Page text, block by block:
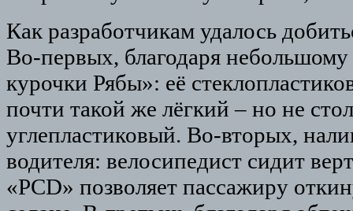
Как разработчикам удалось
Во-первых, благодаря
курочки Рябы»: её
почти такой же лёгкий – но не
углепластиковый. Во-вторых,
водителя: велосипедист сидит
«PCD» позволяет пассажиру